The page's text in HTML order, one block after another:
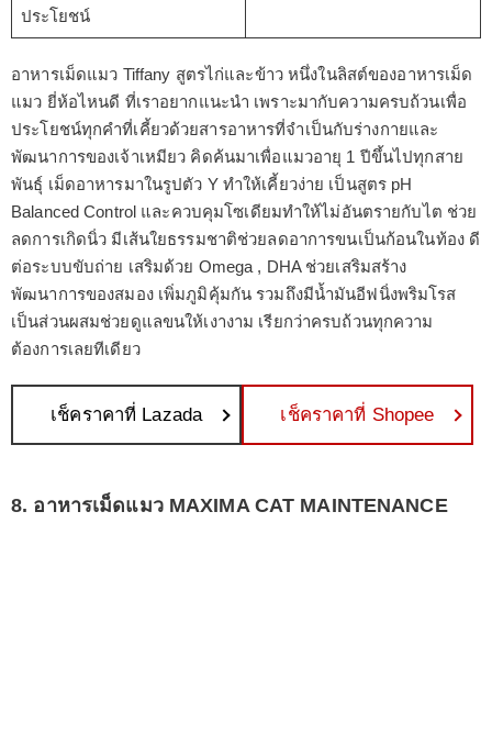
ประโยชน์
อาหารเม็ดแมว Tiffany สูตรไก่และข้าว หนึ่งในลิสต์ของอาหารเม็ด
แมว ยี่ห้อไหนดี ที่เราอยากแนะนำ เพราะมากับความครบถ้วนเพื่อ
ประโยชน์ทุกคำที่เคี้ยวด้วยสารอาหารที่จำเป็นกับร่างกายและ
พัฒนาการของเจ้าเหมียว คิดค้นมาเพื่อแมวอายุ 1 ปีขึ้นไปทุกสาย
พันธุ์ เม็ดอาหารมาในรูปตัว Y ทำให้เคี้ยวง่าย เป็นสูตร pH
Balanced Control และควบคุมโซเดียมทำให้ไม่อันตรายกับไต ช่วย
ลดการเกิดนิ่ว มีเส้นใยธรรมชาติช่วยลดอาการขนเป็นก้อนในท้อง ดี
ต่อระบบขับถ่าย เสริมด้วย Omega , DHA ช่วยเสริมสร้าง
พัฒนาการของสมอง เพิ่มภูมิคุ้มกัน รวมถึงมีน้ำมันอีฟนิ่งพริมโรส
เป็นส่วนผสมช่วยดูแลขนให้เงางาม เรียกว่าครบถ้วนทุกความ
ต้องการเลยทีเดียว
เช็คราคาที่ Lazada เช็คราคาที่ Shopee
8. อาหารเม็ดแมว MAXIMA CAT MAINTENANCE